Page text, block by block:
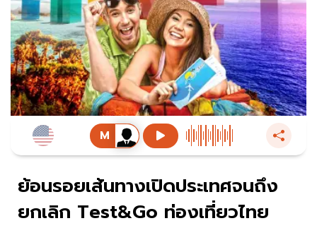
ย้อนรอยเส้นทางเปิดประเทศจนถึง
ยกเลิก Test&Go ท่องเที่ยวไทย